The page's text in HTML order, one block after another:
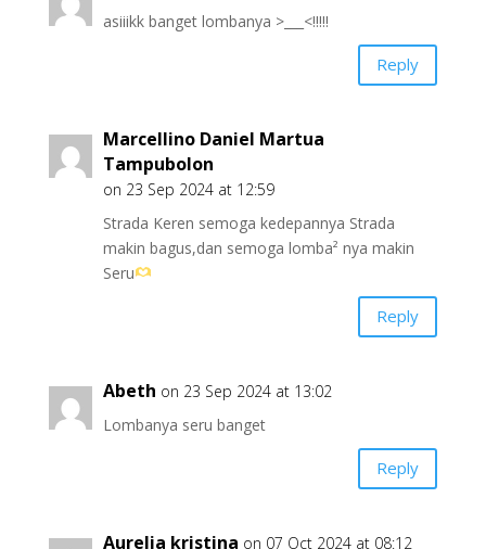
asiiikk banget lombanya >___<!!!!!
Reply
Marcellino Daniel Martua
Tampubolon
on 23 Sep 2024 at 12:59
Strada Keren semoga kedepannya Strada
makin bagus,dan semoga lomba² nya makin
Seru
Reply
Abeth on 23 Sep 2024 at 13:02
Lombanya seru banget
Reply
Aurelia kristina on 07 Oct 2024 at 08:12